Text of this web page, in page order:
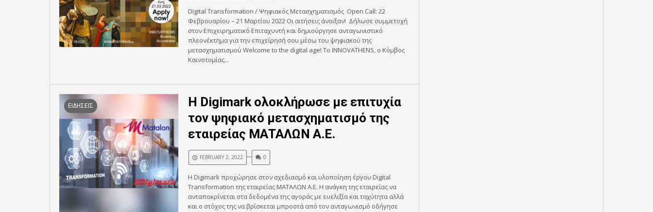
Digital Transformation / Ψηφιακός Μετασχηματισμός Open Call: 22
Φεβρουαρίου – 21 Μαρτίου 2022 Οι αιτήσεις άνοιξαν! Δήλωσε συμμετοχή
στον Επιχειρηματικό Επιταχυντή και δημιούργησε ανταγωνιστικό
πλεονέκτημα για την επιχείρησή σου μέσω του ψηφιακού της
μετασχηματισμού Welcome to the digital age! Το INNOVATHENS, ο Κόμβος
Καινοτομίας...
ΕΙΔΗΣΕΙΣ
Η Digimark ολοκλήρωσε με επιτυχία
τον ψηφιακό μετασχηματισμό της
εταιρείας ΜΑΤΑΛΩΝ Α.Ε.
FEBRUARY 2, 2022 0
Η Digimark προχώρησε στον σχεδιασμό και υλοποίηση έργου Digital
Transformation της εταιρείας ΜΑΤΑΛΩΝ Α.Ε. Η ανάγκη της εταιρείας να
ανταποκρίνεται στα δεδομένα της αγοράς με ευελιξία και ταχύτητα αλλά
και ο στόχος της να βρίσκεται μπροστά από τον ανταγωνισμό οδήγησε